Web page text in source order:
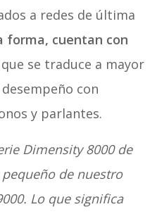
a redes de última
forma, cuentan con
que se traduce a mayor
con
y parlantes.
Dimensity 8000 de
de nuestro
Lo que significa